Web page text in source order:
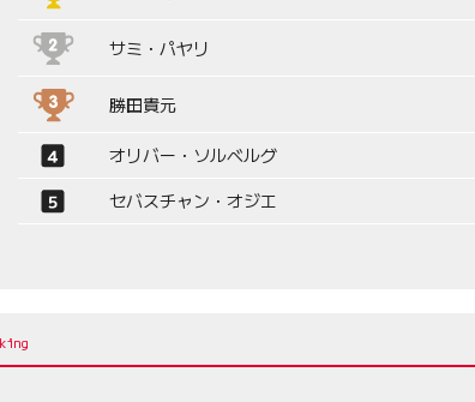
サミ・パヤリ
勝田貴元
オリバー・ソルベルグ
セバスチャン・オジエ